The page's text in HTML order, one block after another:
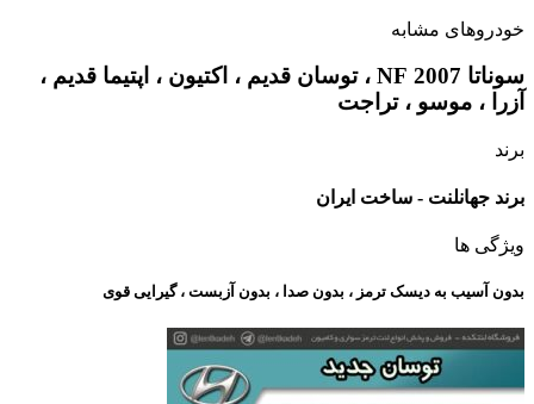
خودروهای مشابه
سوناتا 2007 NF ، توسان قدیم ، اکتیون ، اپتیما قدیم ،
آزرا ، موسو ، تراجت
برند
برند جهانلنت - ساخت ایران
ویژگی ها
بدون آسیب به دیسک ترمز ، بدون صدا ، بدون آزبست ، گیرایی قوی​